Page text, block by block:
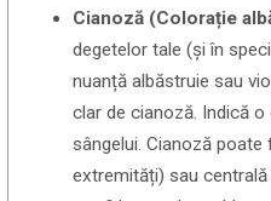
Cianoză (Colorație
degetelor tale (și în
nuanță albăstruie sau
clar de cianoză. Indică
sângelui. Cianoză
extremități) sau